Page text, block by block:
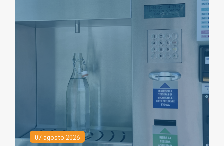
07 agosto 2026